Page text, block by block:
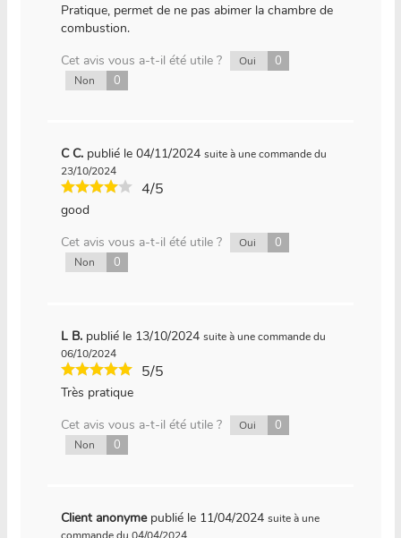
Pratique, permet de ne pas abimer la chambre de
combustion.
Cet avis vous a-t-il été utile ?
Oui 0
Non 0
C C. publié le 04/11/2024 suite à une commande du
23/10/2024
4/5
good
Cet avis vous a-t-il été utile ?
Oui 0
Non 0
L B. publié le 13/10/2024 suite à une commande du
06/10/2024
5/5
Très pratique
Cet avis vous a-t-il été utile ?
Oui 0
Non 0
Client anonyme publié le 11/04/2024 suite à une